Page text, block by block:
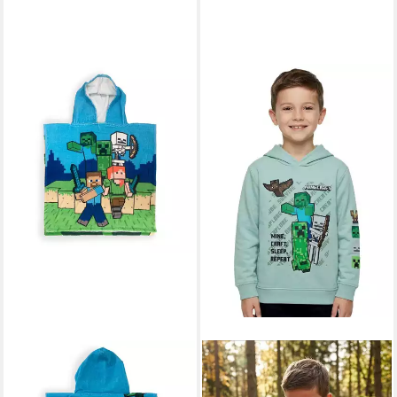
MINECRAFTPoncho
Minecraft Badeponcho
MINECRAFT
Kapuzensweatshirt Minecraft